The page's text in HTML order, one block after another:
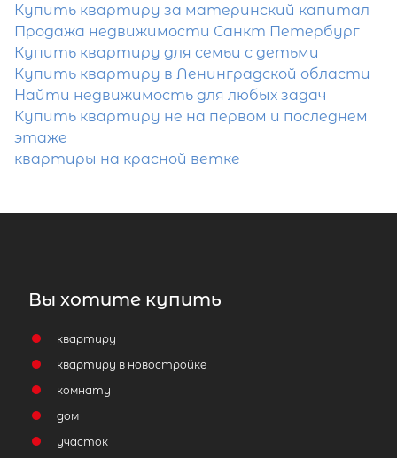
2-комнатная квартира площадью
ЛО, Всеволожский р-н, Сертолово г,
Заречная ул, д 15
5 260 000 ₽ продажа
Всеволожский район
Купить квартиру за материнский капитал
Продажа недвижимости Санкт Петербург
Купить квартиру для семьи с детьми
Купить квартиру в Ленинградской области
Найти недвижимость для любых задач
Купить квартиру не на первом и последнем
этаже
квартиры на красной ветке
Вы хотите купить
квартиру
квартиру в новостройке
комнату
дом
участок